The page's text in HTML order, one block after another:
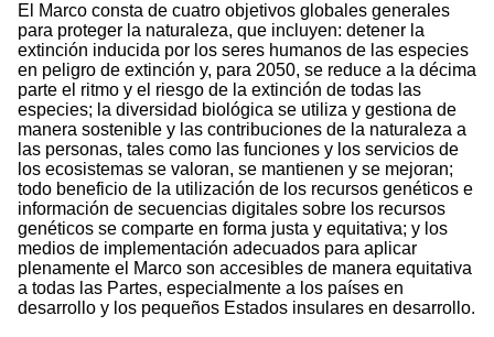
El Marco consta de cuatro objetivos globales generales
para proteger la naturaleza, que incluyen: detener la
extinción inducida por los seres humanos de las especies
en peligro de extinción y, para 2050, se reduce a la décima
parte el ritmo y el riesgo de la extinción de todas las
especies; la diversidad biológica se utiliza y gestiona de
manera sostenible y las contribuciones de la naturaleza a
las personas, tales como las funciones y los servicios de
los ecosistemas se valoran, se mantienen y se mejoran;
todo beneficio de la utilización de los recursos genéticos e
información de secuencias digitales sobre los recursos
genéticos se comparte en forma justa y equitativa; y los
medios de implementación adecuados para aplicar
plenamente el Marco son accesibles de manera equitativa
a todas las Partes, especialmente a los países en
desarrollo y los pequeños Estados insulares en desarrollo.